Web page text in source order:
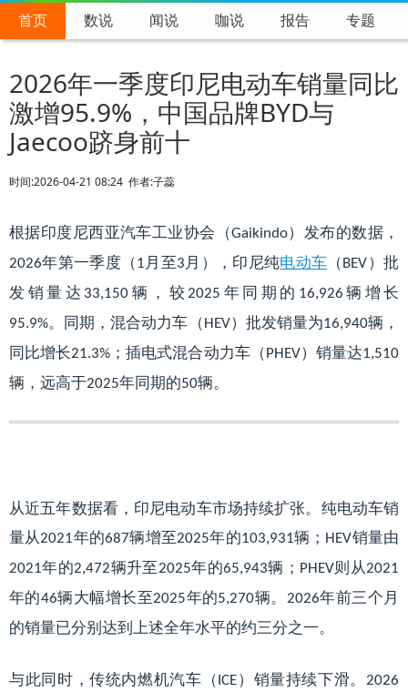
首页 数说 闻说 咖说 报告 专题
绿色智汇能源技术研究院> >聊公司 >
2026年一季度印尼电动车销量同比
激增95.9%，中国品牌BYD与
Jaecoo跻身前十
时间:2026-04-21 08:24 作者:子蕊
根据印度尼西亚汽车工业协会（Gaikindo）发布的数据，
2026年第一季度（1 月至3 月），印尼纯电动车 （ BEV）批
发销量达 33,150 辆，较2025 年同期的 16,926 辆增长
95.9%。同期，混合动力车（ HEV）批发销量为16,940辆，
同比增长21.3% ；插电式混合动力车（ PHEV）销量达1,510
辆，远高于2025年同期的50辆。
从近五年数据看，印尼电动车市场持续扩张。纯电动车销
量从2021年的687辆增至2025年的103,931辆； HEV销量由
2021年的2,472辆升至2025年的65,943辆； PHEV则从2021
年的46辆大幅增长至2025年的5,270辆。 2026年前三个月
的销量已分别达到上述全年水平的约三分之一。
与此同时，传统内燃机汽车（ ICE）销量持续下滑。2026